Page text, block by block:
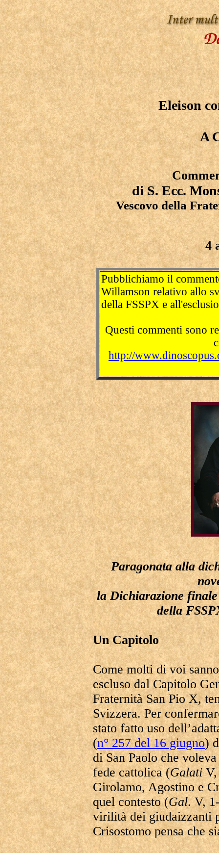
Eleison
A
di S. Ecc.
Vescovo della
4
Pubblichiamo il
Willamson relativo allo
della FSSPX e
Questi commenti sono
http://
Paragonata alla
la Dichiarazione
della
Un Capitolo
Come molti di voi
escluso dal Capitolo
Fraternità San Pio X,
Svizzera. Per
stato fatto uso
(n° 257 del 16 giugno)
di San Paolo che
fede cattolica (GalatiV,
Girolamo, Agostino e
quel contesto (Gal. V,
virilità dei giudaizzanti
Crisostomo pensa che